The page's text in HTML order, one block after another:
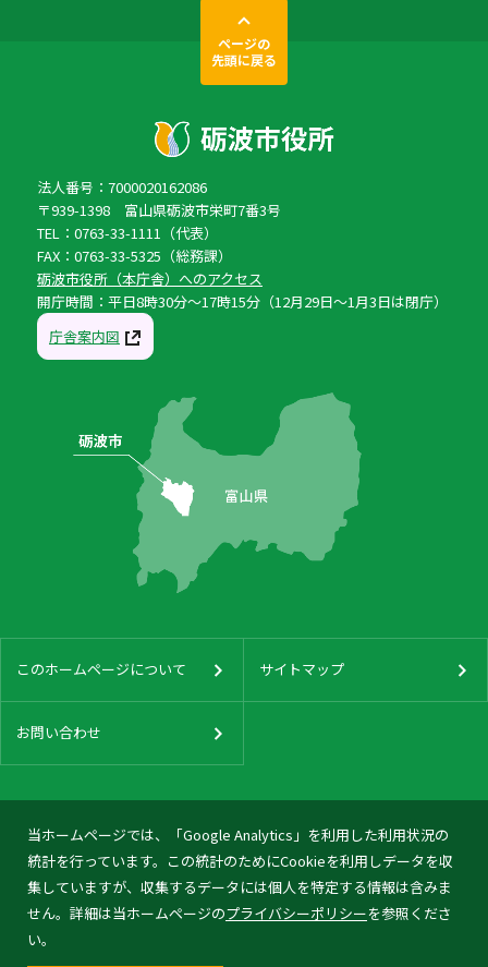
当ホームページでは、「Google Analytics」を利用した利用状況の
統計を行っています。この統計のためにCookieを利用しデータを収
集していますが、収集するデータには個人を特定する情報は含みま
せん。詳細は当ホームページのプライバシーポリシーを参照くださ
い。
ページの
先頭に戻る
法人番号：7000020162086
〒939-1398 富山県砺波市栄町7番3号
TEL：0763-33-1111（代表）
FAX：0763-33-5325（総務課）
砺波市役所（本庁舎）へのアクセス
開庁時間：平日8時30分〜17時15分（12月29日〜1月3日は閉庁）
庁舎案内図
このホームページについて サイトマップ
お問い合わせ